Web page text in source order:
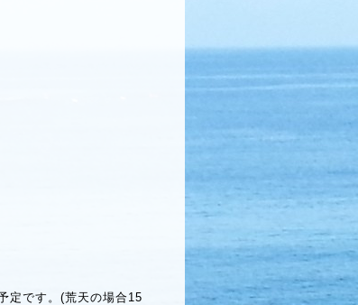
定です。(荒天の場合15